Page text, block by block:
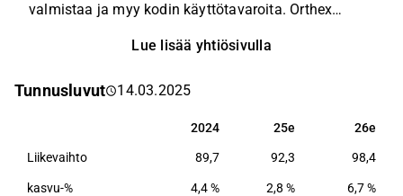
valmistaa ja myy kodin käyttötavaroita. Orthex
tuoteryhmässä: Säilytys, Keittiö, Koti ja Piha sekä
pääsääntöisesti eurooppalaiset vähittäiskaupan
Lue lisää yhtiösivulla
Tunnusluvut 14.03.2025
2024 25e 26e
2024 25e 26e
Liikevaihto 89,7 92,3 98,4
kasvu-% 4,4 % 2,8 % 6,7 %